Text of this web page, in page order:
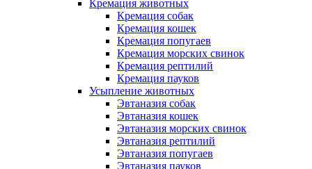
Кремация животных
Кремация собак
Кремация кошек
Кремация попугаев
Кремация морских свинок
Кремация рептилий
Кремация пауков
Усыпление животных
Эвтаназия собак
Эвтаназия кошек
Эвтаназия морских свинок
Эвтаназия рептилий
Эвтаназия попугаев
Эвтаназия пауков